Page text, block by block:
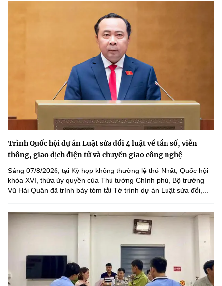
Trình Quốc hội dự án Luật sửa đổi 4 luật về tần số, viễn
thông, giao dịch điện tử và chuyển giao công nghệ
Sáng 07/8/2026, tại Kỳ họp không thường lệ thứ Nhất, Quốc hội
khóa XVI, thừa ủy quyền của Thủ tướng Chính phủ, Bộ trưởng
Vũ Hải Quân đã trình bày tóm tắt Tờ trình dự án Luật sửa đổi,...